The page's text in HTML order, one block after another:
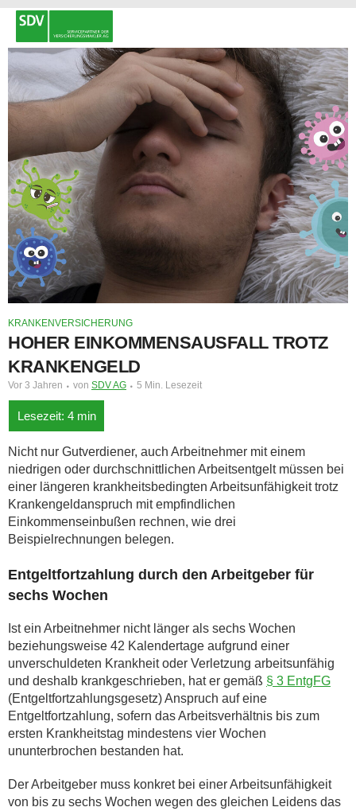
KRANKENVERSICHERUNG
HOHER EINKOMMENSAUSFALL TROTZ
KRANKENGELD
Vor 3 Jahren von SDV AG 5 Min. Lesezeit
Nicht nur Gutverdiener, auch Arbeitnehmer mit einem
niedrigen oder durchschnittlichen Arbeitsentgelt müssen bei
einer längeren krankheitsbedingten Arbeitsunfähigkeit trotz
Krankengeldanspruch mit empfindlichen
Einkommenseinbußen rechnen, wie drei
Beispielrechnungen belegen.
Entgeltfortzahlung durch den Arbeitgeber für
sechs Wochen
Ist ein Arbeitnehmer nicht länger als sechs Wochen
beziehungsweise 42 Kalendertage aufgrund einer
unverschuldeten Krankheit oder Verletzung arbeitsunfähig
und deshalb krankgeschrieben, hat er gemäß § 3 EntgFG
(Entgeltfortzahlungsgesetz) Anspruch auf eine
Entgeltfortzahlung, sofern das Arbeitsverhältnis bis zum
ersten Krankheitstag mindestens vier Wochen
ununterbrochen bestanden hat.
Der Arbeitgeber muss konkret bei einer Arbeitsunfähigkeit
von bis zu sechs Wochen wegen des gleichen Leidens das